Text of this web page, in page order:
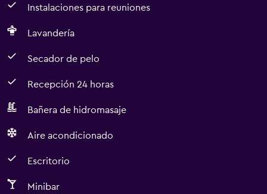
Instalaciones para reuniones
Lavandería
Secador de pelo
Recepción 24 horas
Bañera de hidromasaje
Aire acondicionado
Escritorio
Minibar